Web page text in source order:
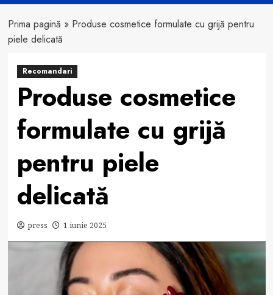
Prima pagină » Produse cosmetice formulate cu grijă pentru
piele delicată
Recomandari
Produse cosmetice
formulate cu grijă
pentru piele
delicată
press 1 iunie 2025